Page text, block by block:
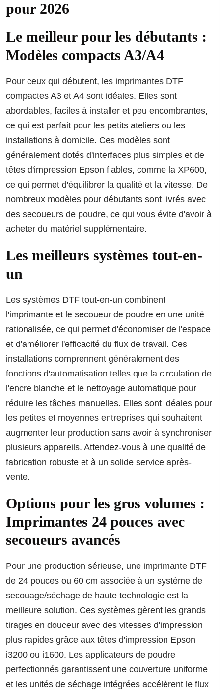
pour 2026
Le meilleur pour les débutants :
Modèles compacts A3/A4
Pour ceux qui débutent, les imprimantes DTF
compactes A3 et A4 sont idéales. Elles sont
abordables, faciles à installer et peu encombrantes,
ce qui est parfait pour les petits ateliers ou les
installations à domicile. Ces modèles sont
généralement dotés d'interfaces plus simples et de
têtes d'impression Epson fiables, comme la XP600,
ce qui permet d'équilibrer la qualité et la vitesse. De
nombreux modèles pour débutants sont livrés avec
des secoueurs de poudre, ce qui vous évite d'avoir à
acheter du matériel supplémentaire.
Les meilleurs systèmes tout-en-
un
Les systèmes DTF tout-en-un combinent
l'imprimante et le secoueur de poudre en une unité
rationalisée, ce qui permet d'économiser de l'espace
et d'améliorer l'efficacité du flux de travail. Ces
installations comprennent généralement des
fonctions d'automatisation telles que la circulation de
l'encre blanche et le nettoyage automatique pour
réduire les tâches manuelles. Elles sont idéales pour
les petites et moyennes entreprises qui souhaitent
augmenter leur production sans avoir à synchroniser
plusieurs appareils. Attendez-vous à une qualité de
fabrication robuste et à un solide service après-
vente.
Options pour les gros volumes :
Imprimantes 24 pouces avec
secoueurs avancés
Pour une production sérieuse, une imprimante DTF
de 24 pouces ou 60 cm associée à un système de
secouage/séchage de haute technologie est la
meilleure solution. Ces systèmes gèrent les grands
tirages en douceur avec des vitesses d'impression
plus rapides grâce aux têtes d'impression Epson
i3200 ou i1600. Les applicateurs de poudre
perfectionnés garantissent une couverture uniforme
et les unités de séchage intégrées accélèrent le flux